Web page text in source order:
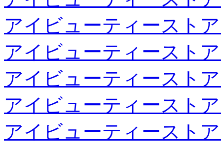
アイビューティースト
アイビューティースト
アイビューティースト
アイビューティースト
アイビューティースト